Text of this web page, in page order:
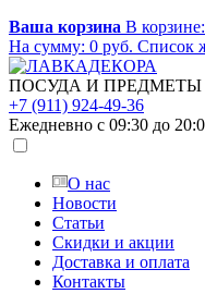
Ваша корзина В корзине:
На сумму: 0 руб. Список
ПОСУДА И ПРЕДМЕТЫ
+7 (911) 924-49-36
Ежедневно с 09:30 до
О нас
Новости
Статьи
Скидки и акции
Доставка и оплата
Контакты